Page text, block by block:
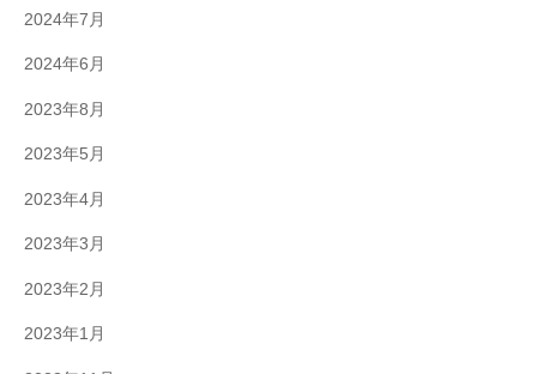
2024年7月
2024年6月
2023年8月
2023年5月
2023年4月
2023年3月
2023年2月
2023年1月